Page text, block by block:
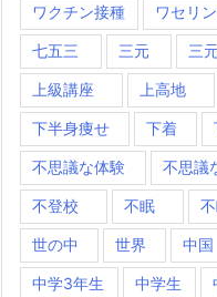
ワクチン接種 ワセリ
七五三 三元 三
上級講座 上高地
下半身痩せ 下着
不思議な体験 不思議
不登校 不眠
世の中 世界 中国
中学3年生 中学生